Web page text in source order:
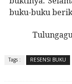
buku-buku
Tags : RESENSI BUKU